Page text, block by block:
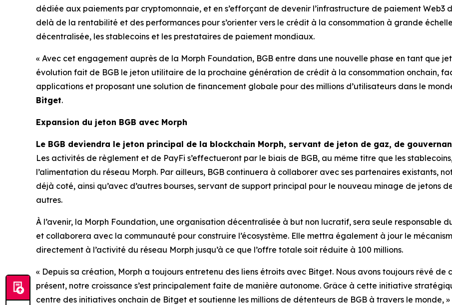
dédiée aux paiements par cryptomonnaie, et en s’efforçant de devenir l’infrastructure de paiement Web3
delà de la rentabilité et des performances pour s’orienter vers le crédit à la consommation à grande
décentralisée, les stablecoins et les prestataires de paiement mondiaux.
« Avec cet engagement auprès de la Morph Foundation, BGB entre dans une nouvelle phase en tant que
évolution fait de BGB le jeton utilitaire de la prochaine génération de crédit à la consommation onchain,
applications et proposant une solution de financement globale pour des millions d’utilisateurs dans le
Bitget.
Expansion du jeton BGB avec Morph
Le BGB deviendra le jeton principal de la blockchain Morph, servant de jeton de gaz, de
Les activités de règlement et de PayFi s’effectueront par le biais de BGB, au même titre que les
l’alimentation du réseau Morph. Par ailleurs, BGB continuera à collaborer avec ses partenaires existants,
déjà coté, ainsi qu’avec d’autres bourses, servant de support principal pour le nouveau minage de jetons
autres.
À l’avenir, la Morph Foundation, une organisation décentralisée à but non lucratif, sera seule responsable
et collaborera avec la communauté pour construire l’écosystème. Elle mettra également à jour le
directement à l’activité du réseau Morph jusqu’à ce que l’offre totale soit réduite à 100 millions.
« Depuis sa création, Morph a toujours entretenu des liens étroits avec Bitget. Nous avons toujours rêvé de
présent, notre croissance s’est principalement faite de manière autonome. Grâce à cette initiative
centre des initiatives onchain de Bitget et soutienne les millions de détenteurs de BGB à travers le monde, »